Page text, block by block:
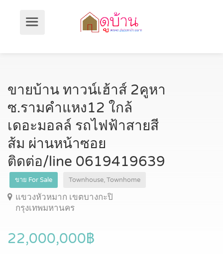
ขายบ้าน ทาวน์เฮ้าส์ 2คูหา
ซ.รามคำแหง12 ใกล้
เดอะมอลล์ รถไฟฟ้าสายสี
ส้ม ผ่านหน้าซอย
ติดต่อ/line 0619419639
ขาย For Sale Townhouse, Townhome
แขวงหัวหมาก เขตบางกะปิ
กรุงเทพมหานคร
22,000,000฿